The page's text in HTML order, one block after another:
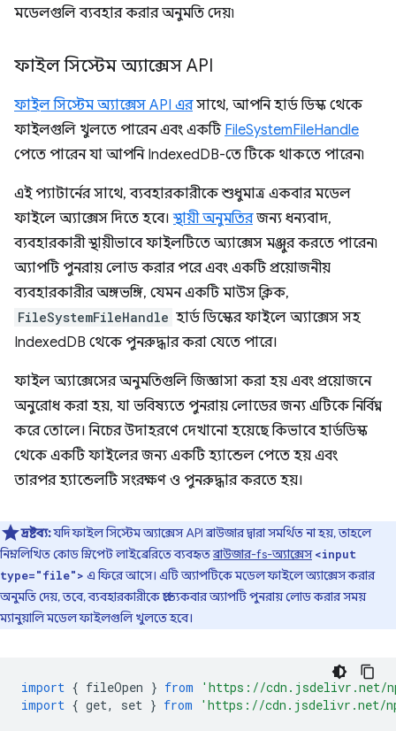
মডেলগুলি ব্যবহার করার অনুমতি দেয়৷
ফাইল সিস্টেম অ্যাক্সেস API
ফাইল সিস্টেম অ্যাক্সেস API এরসাথে, আপনি হার্ড ডিস্ক থেকে
ফাইলগুলি খুলতে পারেন এবং একটি FileSystemFileHandle
পেতে পারেন যা আপনি IndexedDB-তে টিকে থাকতে পারেন৷
এই প্যাটার্নের সাথে, ব্যবহারকারীকে শুধুমাত্র একবার মডেল
ফাইলে অ্যাক্সেস দিতে হবে।স্থায়ী অনুমতিরজন্য ধন্যবাদ,
ব্যবহারকারী স্থায়ীভাবে ফাইলটিতে অ্যাক্সেস মঞ্জুর করতে পারেন৷
অ্যাপটি পুনরায় লোড করার পরে এবং একটি প্রয়োজনীয়
ব্যবহারকারীর অঙ্গভঙ্গি, যেমন একটি মাউস ক্লিক,
FileSystemFileHandle হার্ড ডিস্কের ফাইলে অ্যাক্সেস সহ
IndexedDB থেকে পুনরুদ্ধার করা যেতে পারে।
ফাইল অ্যাক্সেসের অনুমতিগুলি জিজ্ঞাসা করা হয় এবং প্রয়োজনে
অনুরোধ করা হয়, যা ভবিষ্যতে পুনরায় লোডের জন্য এটিকে নির্বিঘ্ন
করে তোলে। নিচের উদাহরণে দেখানো হয়েছে কিভাবে হার্ডডিস্ক
থেকে একটি ফাইলের জন্য একটি হ্যান্ডেল পেতে হয় এবং
তারপর হ্যান্ডেলটি সংরক্ষণ ও পুনরুদ্ধার করতে হয়।
দ্রষ্টব্য:যদি ফাইল সিস্টেম অ্যাক্সেস API ব্রাউজার দ্বারা সমর্থিত না হয়, তাহলে
নিম্নলিখিত কোড স্নিপেট লাইব্রেরিতে ব্যবহৃতব্রাউজার-fs-অ্যাক্সেস <input
type="file"> এ ফিরে আসে। এটি অ্যাপটিকে মডেল ফাইলে অ্যাক্সেস করার
অনুমতি দেয়, তবে, ব্যবহারকারীকে প্রত্যেকবার অ্যাপটি পুনরায় লোড করার সময়
ম্যানুয়ালি মডেল ফাইলগুলি খুলতে হবে।
import { fileOpen } from
'https://cdn.jsdelivr.net/
import { get, set } from 'https://cdn.jsdelivr.net/